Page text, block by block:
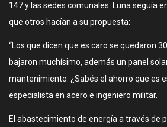
147 y las sedes comunales. Luna seguía
que otros hacían a su propuesta:
“Los que dicen que es caro se quedaron
bajaron muchísimo, además un panel
mantenimiento. ¿Sabés el ahorro que es
especialista en acero e ingeniero militar.
El abastecimiento de energía a través de